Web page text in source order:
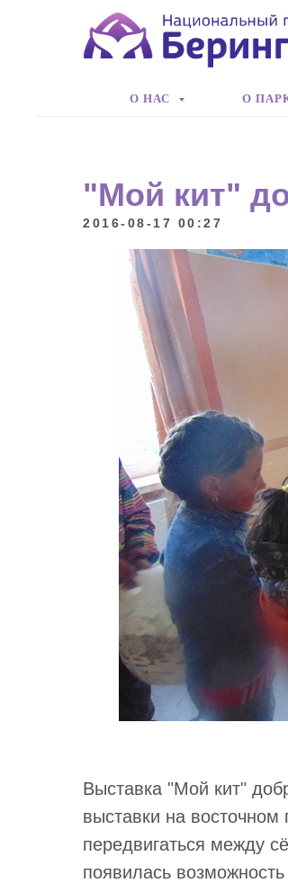
О НАС О
"Мой кит"
2016-08-17 00:27
Выставка "Мой кит"
выставки на
передвигаться между
появилась